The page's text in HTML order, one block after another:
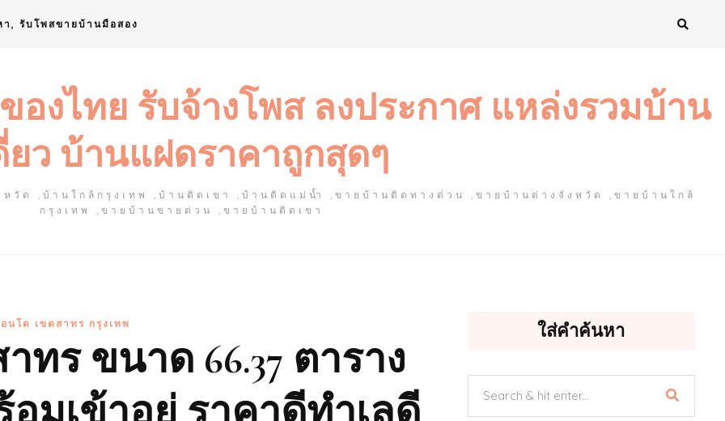
, รับโพสขายบ้านมือสอง
งไทย รับจ้างโพส ลงประกาศ แหล่งรวมบ้าน
ยว บ้านแฝดราคาถูกสุดๆ
วัด ,บ้านใกล้กรุงเทพ ,บ้านติดเขา ,บ้านติดแม่น้ำ ,ขายบ้านติดทางด่วน ,ขายบ้านต่างจังหวัด ,ขายบ้านใกล้
กรุงเทพ ,ขายบ้านขายด่วน ,ขายบ้านติดเขา
นโด เขตสาทร กรุงเทพ
ร ขนาด 66.37 ตาราง
ใส่คำค้นหา